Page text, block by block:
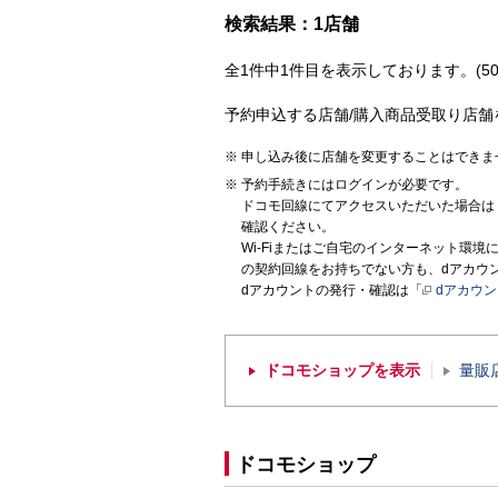
検索結果：1店舗
全1件中1件目を表示しております。
予約申込する店舗/購入商品受取り店
申し込み後に店舗を変更することはできま
予約手続きにはログインが必要です。
ドコモ回線にてアクセスいただいた場合
確認ください。
Wi-Fiまたはご自宅のインターネット環境
の契約回線をお持ちでない方も、dアカウ
dアカウントの発行・確認は「
dアカウ
ドコモショップを表示 量販
ドコモショップ